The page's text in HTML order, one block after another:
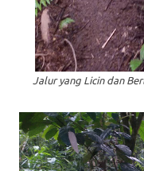
Jalur yang Licin dan